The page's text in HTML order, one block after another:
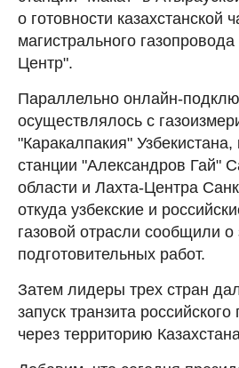
о готовности казахстанской
магистрального
Центр".
Параллельно онлайн-
осуществлялось с
"Каракалпакия"
станции "Александров Гай"
области и Лахта-Центра
откуда узбекские и
газовой отрасли сообщили
подготовительных работ.
Затем лидеры трех стран
запуск транзита российского
через территорию